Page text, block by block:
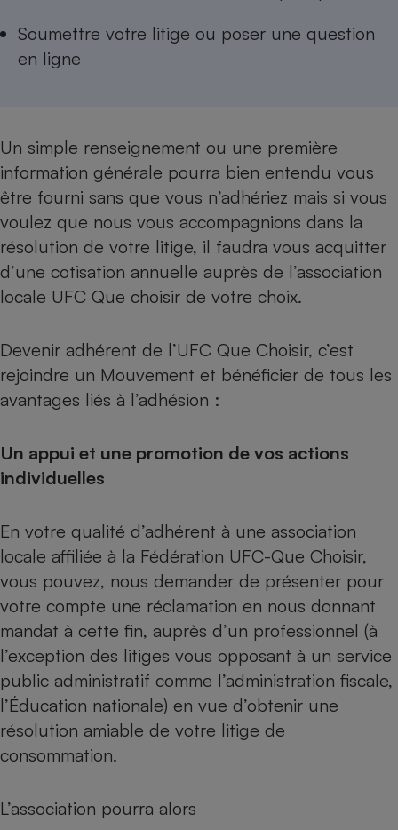
Soumettre votre litige ou poser une question
en ligne
Un simple renseignement ou une première
information générale pourra bien entendu vous
être fourni sans que vous n’adhériez mais si vous
voulez que nous vous accompagnions dans la
résolution de votre litige, il faudra vous acquitter
d’une cotisation annuelle auprès de l’association
locale UFC Que choisir de votre choix.
Devenir adhérent de l’UFC Que Choisir, c’est
rejoindre un Mouvement et bénéficier de tous les
avantages liés à l’adhésion :
Un appui et une promotion de vos actions
individuelles
En votre qualité d’adhérent à une association
locale affiliée à la Fédération UFC-Que Choisir,
vous pouvez, nous demander de présenter pour
votre compte une réclamation en nous donnant
mandat à cette fin, auprès d’un professionnel (à
l’exception des litiges vous opposant à un service
public administratif comme l’administration fiscale,
l’Éducation nationale) en vue d’obtenir une
résolution amiable de votre litige de
consommation.
L’association pourra alors
Complément
bouteille
Banque
Petit électroménager -
Lave-linge
induction
Climatiseur -
Ventilateur
Téléviseur
Antivirus
Matelas
Radiateur électrique
Climatiseur -
Ventilateur
Antimoustique